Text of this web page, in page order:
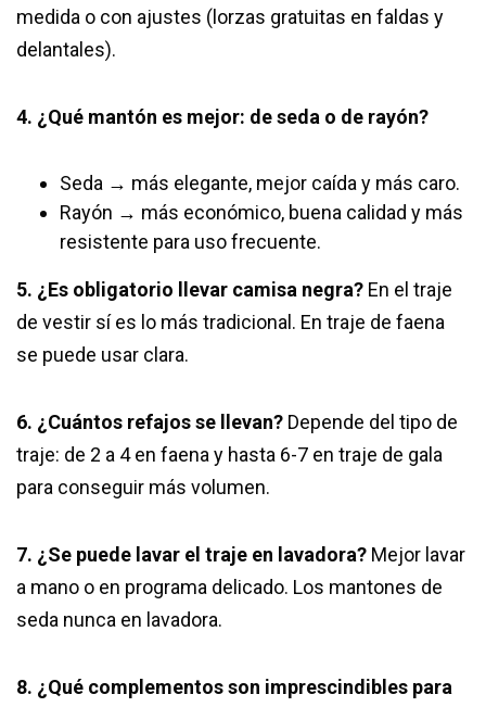
medida o con ajustes (lorzas gratuitas en faldas y
delantales).
4. ¿Qué mantón es mejor: de seda o de rayón?
Seda → más elegante, mejor caída y más caro.
Rayón → más económico, buena calidad y más
resistente para uso frecuente.
5. ¿Es obligatorio llevar camisa negra? En el traje
de vestir sí es lo más tradicional. En traje de faena
se puede usar clara.
6. ¿Cuántos refajos se llevan? Depende del tipo de
traje: de 2 a 4 en faena y hasta 6-7 en traje de gala
para conseguir más volumen.
7. ¿Se puede lavar el traje en lavadora? Mejor lavar
a mano o en programa delicado. Los mantones de
seda nunca en lavadora.
8. ¿Qué complementos son imprescindibles para